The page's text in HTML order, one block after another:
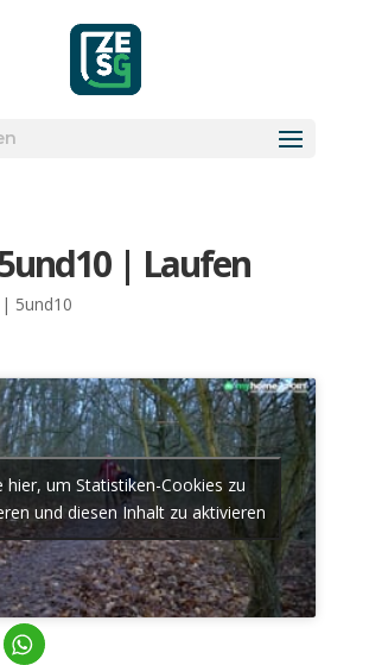
| Lau­fen
| 5und10
hier, um Statistiken-Cookies zu
und diesen Inhalt zu aktivieren